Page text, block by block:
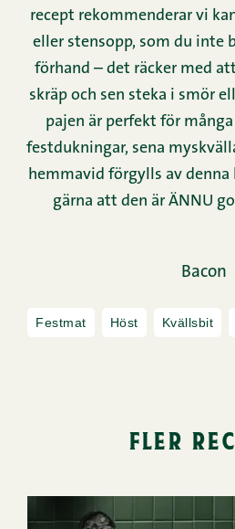
recept rekommenderar vi
eller stensopp, som du inte
förhand – det räcker med
skräp och sen steka i smör
pajen är perfekt för
festdukningar, sena
hemmavid förgylls av denna
gärna att den är ÄNNU
Bacon
Festmat Höst Kvällsbit
fler